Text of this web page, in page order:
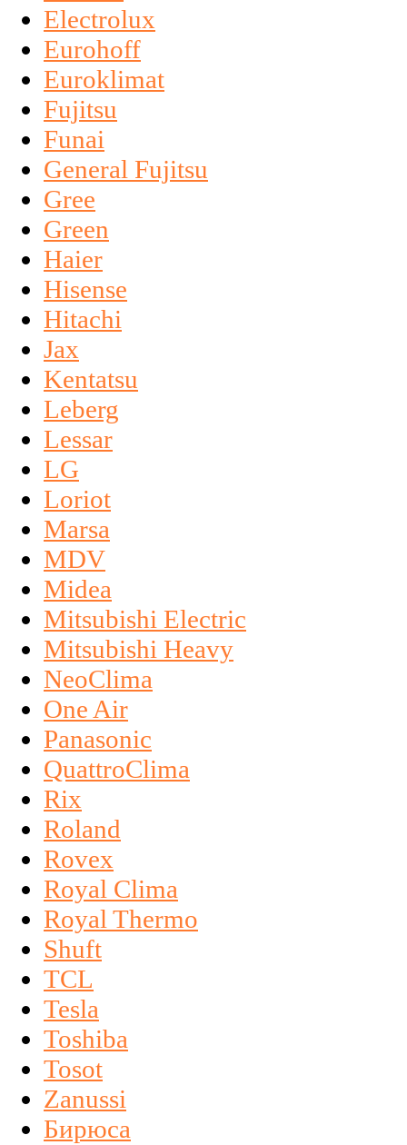
Electrolux
Eurohoff
Euroklimat
Fujitsu
Funai
General Fujitsu
Gree
Green
Haier
Hisense
Hitachi
Jax
Kentatsu
Leberg
Lessar
LG
Loriot
Marsa
MDV
Midea
Mitsubishi Electric
Mitsubishi Heavy
NeoClima
One Air
Panasonic
QuattroClima
Rix
Roland
Rovex
Royal Clima
Royal Thermo
Shuft
TCL
Tesla
Toshiba
Tosot
Zanussi
Бирюса